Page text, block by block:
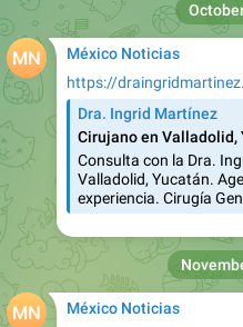
México Noticias
https://
Dra. Ingrid Martínez
Cirujano en Valladolid,
Consulta con la Dra.
Valladolid, Yucatán.
experiencia. Cirugía
México Noticias